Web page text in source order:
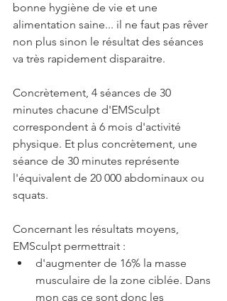
bonne hygiène de vie et une
alimentation saine... il ne faut pas rêver
non plus sinon le résultat des séances
va très rapidement disparaitre.
Concrètement, 4 séances de 30
minutes chacune d'EMSculpt
correspondent à 6 mois d'activité
physique. Et plus concrètement, une
séance de 30 minutes représente
l'équivalent de 20 000 abdominaux ou
squats.
Concernant les résultats moyens,
EMSculpt permettrait :
d'augmenter de 16% la masse
musculaire de la zone ciblée. Dans
mon cas ce sont donc les